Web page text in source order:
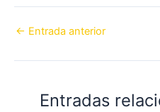
← Entrada anterior
Entradas